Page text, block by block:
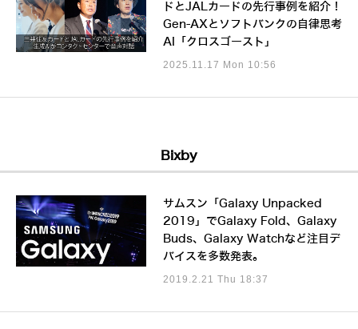
ドとJALカードの先行事例を紹介！
Gen-AXとソフトバンクの自律思考
AI「クロスゴースト」
2025.11.17 Mon 10:56
Bixby
サムスン「Galaxy Unpacked
2019」でGalaxy Fold、Galaxy
Buds、Galaxy Watchなど注目デ
バイスを多数発表。
2019.2.21 Thu 18:37